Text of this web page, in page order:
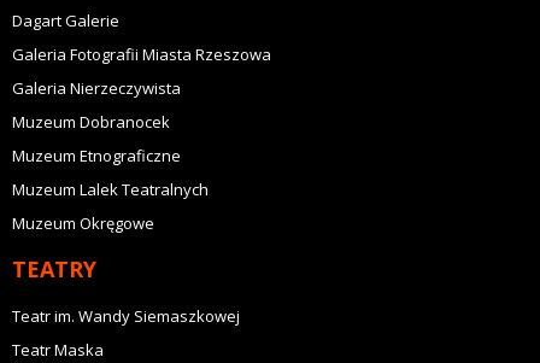
Dagart Galerie
Galeria Fotografii Miasta Rzeszowa
Galeria Nierzeczywista
Muzeum Dobranocek
Muzeum Etnograficzne
Muzeum Lalek Teatralnych
Muzeum Okręgowe
TEATRY
Teatr im. Wandy Siemaszkowej
Teatr Maska